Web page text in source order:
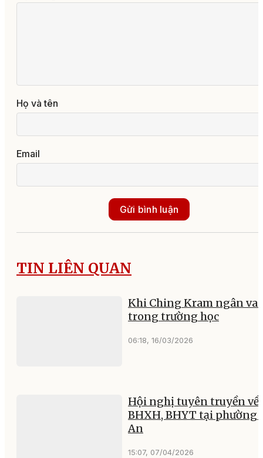
Họ và tên
Email
Gửi bình luận
TIN LIÊN QUAN
Khi Ching Kram ngân
trong trường học
06:18, 16/03/2026
Hội nghị tuyên truyền về
BHXH, BHYT tại phường
An
15:07, 07/04/2026